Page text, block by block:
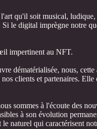
qu'il soit musical,
le digital imprègne notre
impertinent au NFT.
dématérialisée, nous,
clients et partenaires.
sommes à l'écoute des
à son évolution
naturel qui caractérisent